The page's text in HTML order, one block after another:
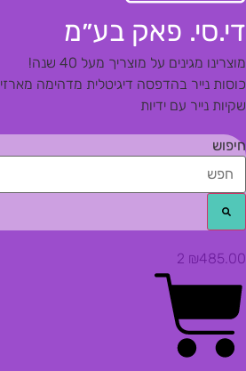
די.סי. פאק בע״מ
מוצרינו מגינים על מוצריך מעל 40 שנה!
כוסות נייר בהדפסה דיגיטלית מדהימה מארזי Take Away איכותיים
שקיות נייר עם ידיות
חיפוש
₪485.00
2